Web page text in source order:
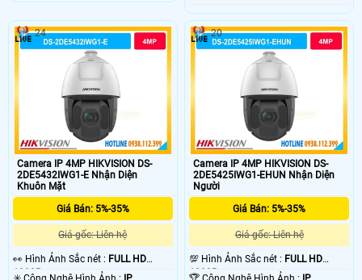
Camera IP 4MP HIKVISION DS-
2DE5432IWG1-E Nhận Diện
Khuôn Mặt
Giá Bán: 5%-35%
Giá gốc: Liên hệ
️👀 Hình Ảnh Sắc nét : FULL HD
1080P .
24
Camera IP 4MP HIKVISION DS-
2DE5425IWG1-EHUN Nhận Diện
Người
Giá Bán: 5%-35%
Giá gốc: Liên hệ
💯 Hình Ảnh Sắc nét : FULL HD
1080P .
20